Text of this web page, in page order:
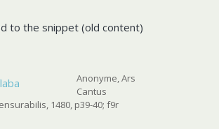
to the snippet (old content)
Anonyme, Ars
Cantus
1480, p39-40; f9r